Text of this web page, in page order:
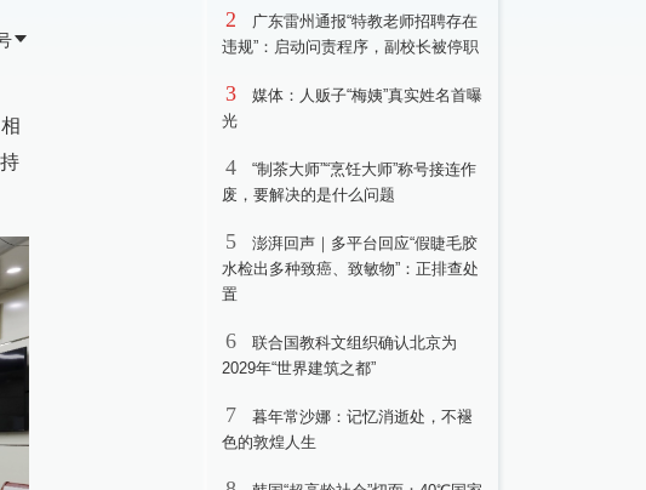
2
广东雷州通报“特教老师招聘存在
违规”：启动问责程序，副校长被停职
3
媒体：人贩子“梅姨”真实姓名首曝
光
4
“制茶大师”“烹饪大师”称号接连作
废，要解决的是什么问题
5
澎湃回声｜多平台回应“假睫毛胶
水检出多种致癌、致敏物”：正排查处
置
6
联合国教科文组织确认北京为
2029年“世界建筑之都”
7
暮年常沙娜：记忆消逝处，不褪
色的敦煌人生